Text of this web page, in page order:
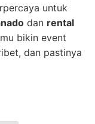
untuk
dan rental
bikin event
dan pastinya